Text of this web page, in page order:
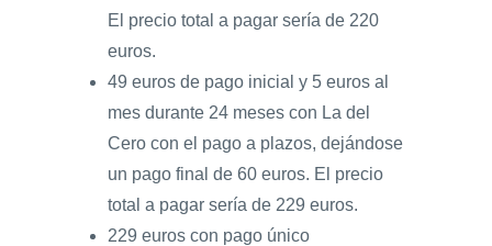
El precio total a pagar sería de 220
euros.
49 euros de pago inicial y 5 euros al
mes durante 24 meses con La del
Cero con el pago a plazos, dejándose
un pago final de 60 euros. El precio
total a pagar sería de 229 euros.
229 euros con pago único